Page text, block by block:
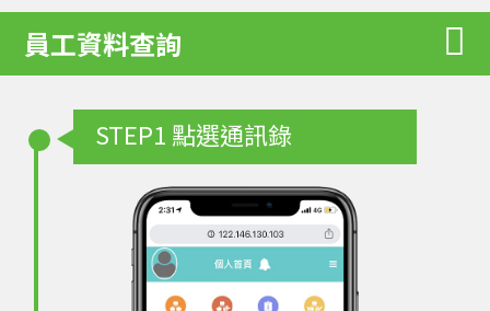
員工資料查詢
STEP1 點選通訊錄